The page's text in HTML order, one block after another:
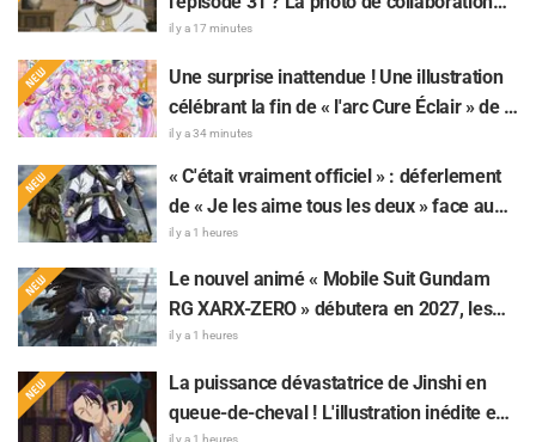
entre « Frieren » et « Garigari-kun » fait
sont enroulés dans une serviette de bain »
il y a 17 minutes
Une surprise inattendue ! Une illustration
célébrant la fin de « l'arc Cure Éclair » de «
Star Detective Precure! » fait réagir : « Ça
serre le cœur », « On ressent tout l'amour
de l'équipe de production »
il y a 34 minutes
« C'était vraiment officiel » : déferlement
de « Je les aime tous les deux » face au
dilemme ultime entre « Tanigaki le Matagi
» et « Genjiro-chan » de Golden Kamuy
il y a 1 heures
Le nouvel animé « Mobile Suit Gundam
RG XARX-ZERO » débutera en 2027, les
fans s'enflamment : « Une cape et un bras
comme une bête !? », « Le mecha du
protagoniste est super classe »
il y a 1 heures
La puissance dévastatrice de Jinshi en
queue-de-cheval ! L'illustration inédite en
il y a 1 heures